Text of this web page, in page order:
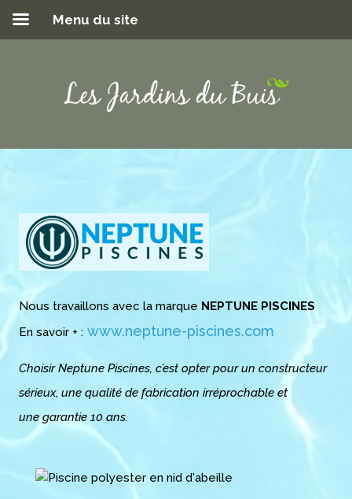
Nous travaillons avec la marque NEPTUNE PISCINES
En savoir + : www.neptune-piscines.com
ChoisirNeptune Piscines, c’est opter pour un constructeur
sérieux, une qualité de fabrication irréprochable et
unegarantie 10 ans.
Menu du site